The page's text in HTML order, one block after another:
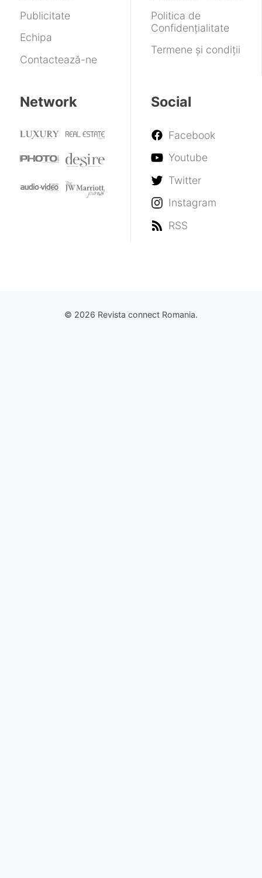
Publicitate
Echipa
Contactează-ne
Politica de
Confidențialitate
Termene și condiții
Network Social
Facebook
Youtube
Twitter
Instagram
RSS
© 2026 Revista connect Romania.